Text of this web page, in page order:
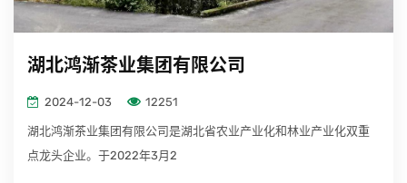
湖北鸿渐茶业集团有限公司
2024-12-03 12251
湖北鸿渐茶业集团有限公司是湖北省农业产业化和林业产业化双重
点龙头企业。于2022年3月2